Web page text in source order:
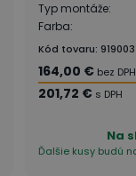
Typ montáže:
Farba:
Kód tovaru: 919003
164,00 € bez DPH
201,72 € s DPH
Na
Ďalšie kusy budú